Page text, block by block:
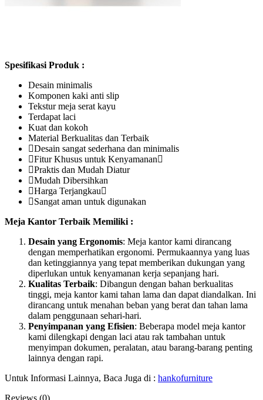
Spesifikasi Produk :
Desain minimalis
Komponen kaki anti slip
Tekstur meja serat kayu
Terdapat laci
Kuat dan kokoh
Material Berkualitas dan Terbaik
Desain sangat sederhana dan minimalis
Fitur Khusus untuk Kenyamanan
Praktis dan Mudah Diatur
Mudah Dibersihkan
Harga Terjangkau
Sangat aman untuk digunakan
Meja Kantor Terbaik Memiliki :
Desain yang Ergonomis: Meja kantor kami dirancang
dengan memperhatikan ergonomi. Permukaannya yang luas
dan ketinggiannya yang tepat memberikan dukungan yang
diperlukan untuk kenyamanan kerja sepanjang hari.
Kualitas Terbaik: Dibangun dengan bahan berkualitas
tinggi, meja kantor kami tahan lama dan dapat diandalkan. Ini
dirancang untuk menahan beban yang berat dan tahan lama
dalam penggunaan sehari-hari.
Penyimpanan yang Efisien: Beberapa model meja kantor
kami dilengkapi dengan laci atau rak tambahan untuk
menyimpan dokumen, peralatan, atau barang-barang penting
lainnya dengan rapi.
Untuk Informasi Lainnya, Baca Juga di : hankofurniture
Reviews (0)